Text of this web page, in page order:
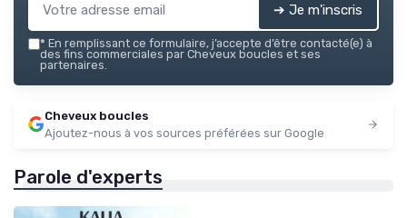
➔ Je m'inscris
* En remplissant ce formulaire, j’accepte d’être contacté(e) à
des fins commerciales par Cheveux boucles et ses
partenaires.
Cheveux boucles
Ajoutez-nous à vos sources préférées sur Google
Parole d'experts